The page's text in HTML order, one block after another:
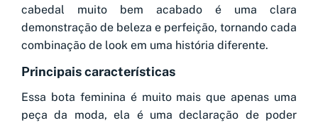
cabedal muito bem acabado é uma clara
demonstração de beleza e perfeição, tornando cada
combinação de look em uma história diferente.
Principais características
Essa bota feminina é muito mais que apenas uma
peça da moda, ela é uma declaração de poder